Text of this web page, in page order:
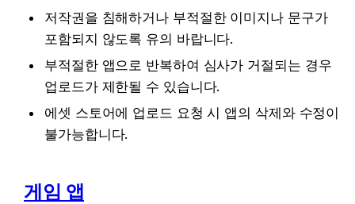
저작권을 침해하거나 부적절한 이미지나 문구가
포함되지 않도록 유의 바랍니다.
부적절한 앱으로 반복하여 심사가 거절되는 경우
업로드가 제한될 수 있습니다.
에셋 스토어에 업로드 요청 시 앱의 삭제와 수정이
불가능합니다.
게임 앱